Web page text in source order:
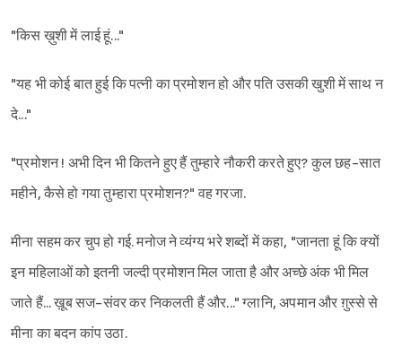
"किस ख़ुशी में लाई हूं..."
"यह भी कोई बात हुई कि पत्नी का प्रमोशन हो और पति उसकी खुशी में साथ न
दे..."
"प्रमोशन ! अभी दिन भी कितने हुए हैं तुम्हारे नौकरी करते हुए? कुल छह-सात
महीने, कैसे हो गया तुम्हारा प्रमोशन?" वह गरजा.
मीना सहम कर चुप हो गई. मनोज ने व्यंग्य भरे शब्दों में कहा, "जानता हूं कि क्यों
इन महिलाओं को इतनी जल्दी प्रमोशन मिल जाता है और अच्छे अंक भी मिल
जाते हैं... ख़ूब सज-संवर कर निकलती हैं और..." ग्लानि, अपमान और ग़ुस्से से
मीना का बदन कांप उठा.